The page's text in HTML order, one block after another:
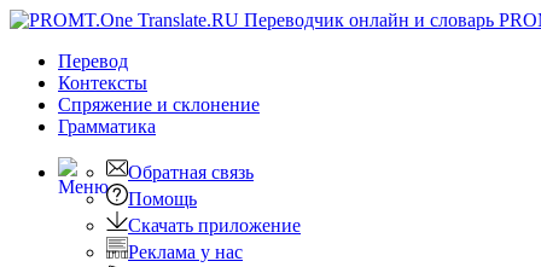
Перевод
Контексты
Спряжение и склонение
Грамматика
Обратная связь
Помощь
Скачать приложение
Реклама у нас